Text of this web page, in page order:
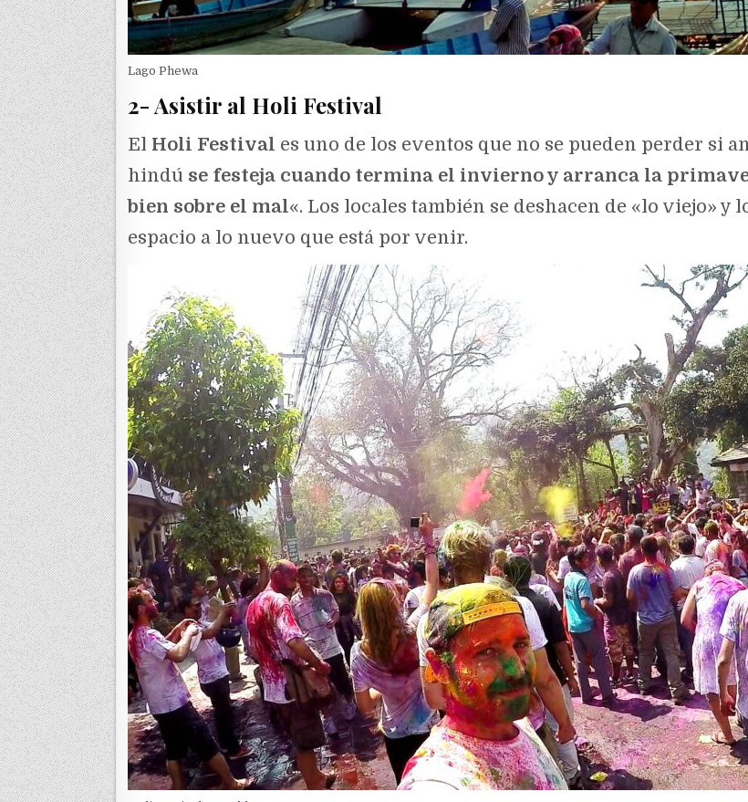
Lago Phewa
2- Asistir al Holi Festival
El Holi Festival es uno de los eventos que no se pueden perder si
hindú se festeja cuando termina el invierno y arranca la
bien sobre el mal«. Los locales también se deshacen de «lo viejo»
espacio a lo nuevo que está por venir.